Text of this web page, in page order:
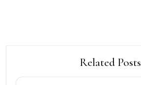
Related Posts